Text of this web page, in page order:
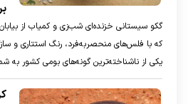
گکو سیستانی خزنده‌ای شب‌زی و کمیاب از
که با فلس‌های منحصر‌به‌فرد، رنگ استتاری و
یکی از ناشناخته‌ترین گونه‌های بومی کشور به